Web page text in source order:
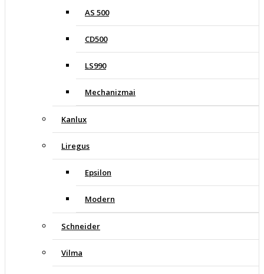
AS 500
CD500
LS990
Mechanizmai
Kanlux
Liregus
Epsilon
Modern
Schneider
Vilma